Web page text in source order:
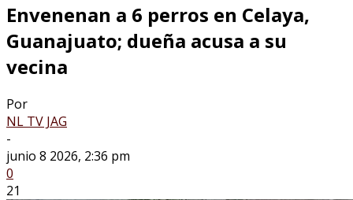
Envenenan a 6 perros en Celaya,
Guanajuato; dueña acusa a su
vecina
Por
NL TV JAG
-
junio 8 2026, 2:36 pm
0
21